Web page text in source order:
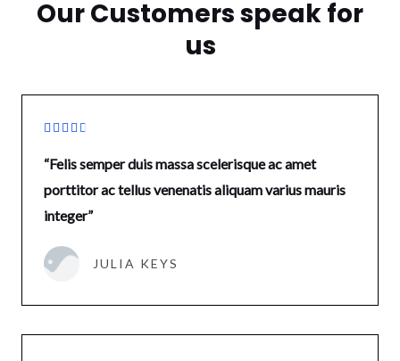
Our Customers speak for
us
    
“Felis semper duis massa scelerisque ac amet
porttitor ac tellus venenatis aliquam varius mauris
integer”
JULIA KEYS